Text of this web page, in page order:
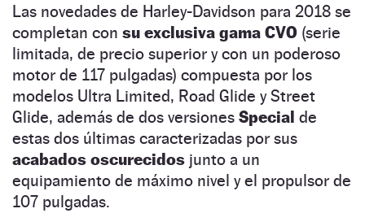
Las novedades de Harley-Davidson para 2018 se
completan con su exclusiva gama CVO (serie
limitada, de precio superior y con un poderoso
motor de 117 pulgadas) compuesta por los
modelos Ultra Limited, Road Glide y Street
Glide, además de dos versiones Special de
estas dos últimas caracterizadas por sus
acabados oscurecidos junto a un
equipamiento de máximo nivel y el propulsor de
107 pulgadas.